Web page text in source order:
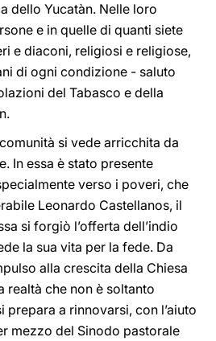
dello Yucatàn. Nelle loro
e in quelle di quanti siete
e diaconi, religiosi e religiose,
di ogni condizione - saluto
del Tabasco e della
si vede arricchita da
In essa è stato presente
verso i poveri, che
Leonardo Castellanos, il
si forgiò l’offerta dell’indio
la sua vita per la fede. Da
alla crescita della Chiesa
realtà che non è soltanto
prepara a rinnovarsi, con l’aiuto
mezzo del Sinodo pastorale